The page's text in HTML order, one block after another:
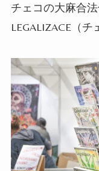
チェコの大麻合
LEGALIZACE （チ